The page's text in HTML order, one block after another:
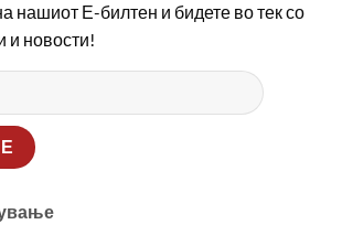
нашиот Е-билтен и бидете во тек со
и новости!